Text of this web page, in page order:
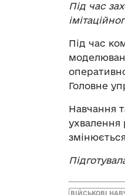
Під час
Під час
Головне
Навчання
ухвалення
ВІЙСЬКОВІ